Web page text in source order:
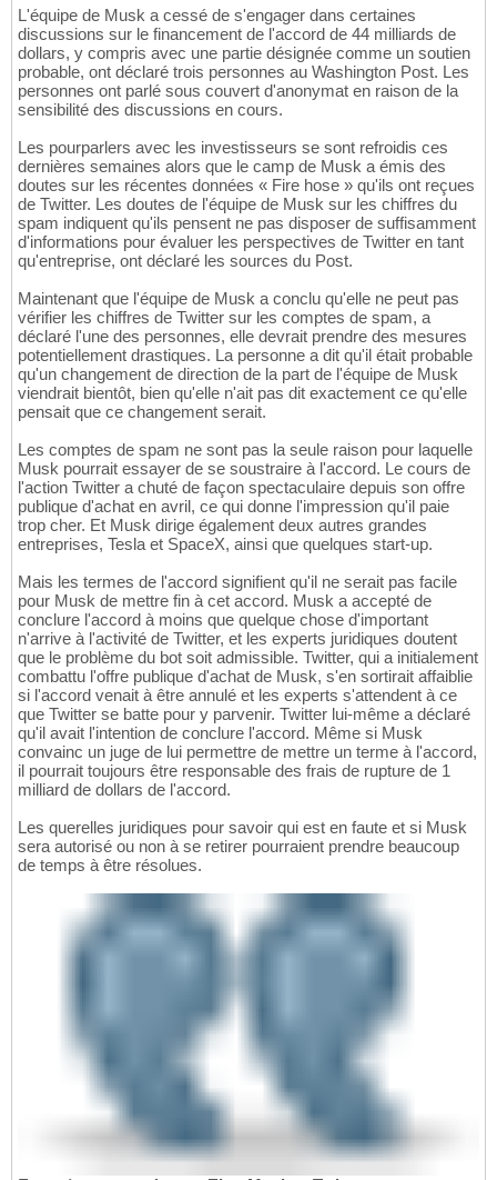
L'équipe de Musk a cessé de s'engager dans certaines
discussions sur le financement de l'accord de 44 milliards de
dollars, y compris avec une partie désignée comme un soutien
probable, ont déclaré trois personnes au Washington Post. Les
personnes ont parlé sous couvert d'anonymat en raison de la
sensibilité des discussions en cours.
Les pourparlers avec les investisseurs se sont refroidis ces
dernières semaines alors que le camp de Musk a émis des
doutes sur les récentes données « Fire hose » qu'ils ont reçues
de Twitter. Les doutes de l'équipe de Musk sur les chiffres du
spam indiquent qu'ils pensent ne pas disposer de suffisamment
d'informations pour évaluer les perspectives de Twitter en tant
qu'entreprise, ont déclaré les sources du Post.
Maintenant que l'équipe de Musk a conclu qu'elle ne peut pas
vérifier les chiffres de Twitter sur les comptes de spam, a
déclaré l'une des personnes, elle devrait prendre des mesures
potentiellement drastiques. La personne a dit qu'il était probable
qu'un changement de direction de la part de l'équipe de Musk
viendrait bientôt, bien qu'elle n'ait pas dit exactement ce qu'elle
pensait que ce changement serait.
Les comptes de spam ne sont pas la seule raison pour laquelle
Musk pourrait essayer de se soustraire à l'accord. Le cours de
l'action Twitter a chuté de façon spectaculaire depuis son offre
publique d'achat en avril, ce qui donne l'impression qu'il paie
trop cher. Et Musk dirige également deux autres grandes
entreprises, Tesla et SpaceX, ainsi que quelques start-up.
Mais les termes de l'accord signifient qu'il ne serait pas facile
pour Musk de mettre fin à cet accord. Musk a accepté de
conclure l'accord à moins que quelque chose d'important
n'arrive à l'activité de Twitter, et les experts juridiques doutent
que le problème du bot soit admissible. Twitter, qui a initialement
combattu l'offre publique d'achat de Musk, s'en sortirait affaiblie
si l'accord venait à être annulé et les experts s'attendent à ce
que Twitter se batte pour y parvenir. Twitter lui-même a déclaré
qu'il avait l'intention de conclure l'accord. Même si Musk
convainc un juge de lui permettre de mettre un terme à l'accord,
il pourrait toujours être responsable des frais de rupture de 1
milliard de dollars de l'accord.
Les querelles juridiques pour savoir qui est en faute et si Musk
sera autorisé ou non à se retirer pourraient prendre beaucoup
de temps à être résolues.